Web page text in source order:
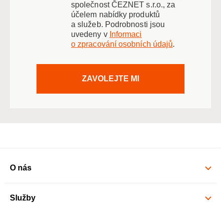
společnost ČEZNET s.r.o., za
účelem nabídky produktů
a služeb. Podrobnosti jsou
uvedeny v Informaci
o zpracování osobních údajů.
ZAVOLEJTE MI
O nás
Služby